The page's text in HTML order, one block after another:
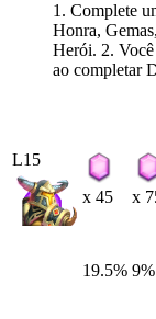
1. Complete
Honra,
Herói. 2.
ao completar
L15
x 45 x
19.5% 9%